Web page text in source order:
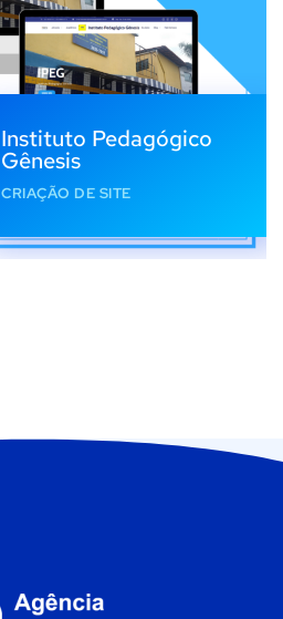
Instituto Pedagógico
Gênesis
CRIAÇÃO DE SITE